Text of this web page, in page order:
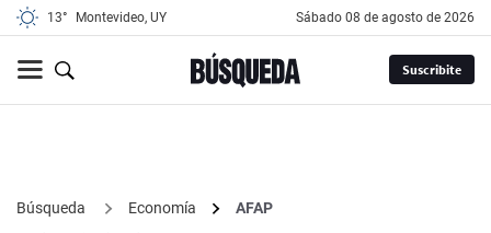
13° Montevideo, UY sábado 08 de agosto de 2026
Suscribite
Búsqueda Economía
AFAP